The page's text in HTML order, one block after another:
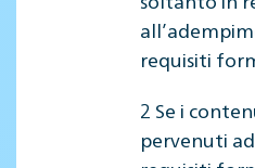
requisiti
2 Se i
pervenuti